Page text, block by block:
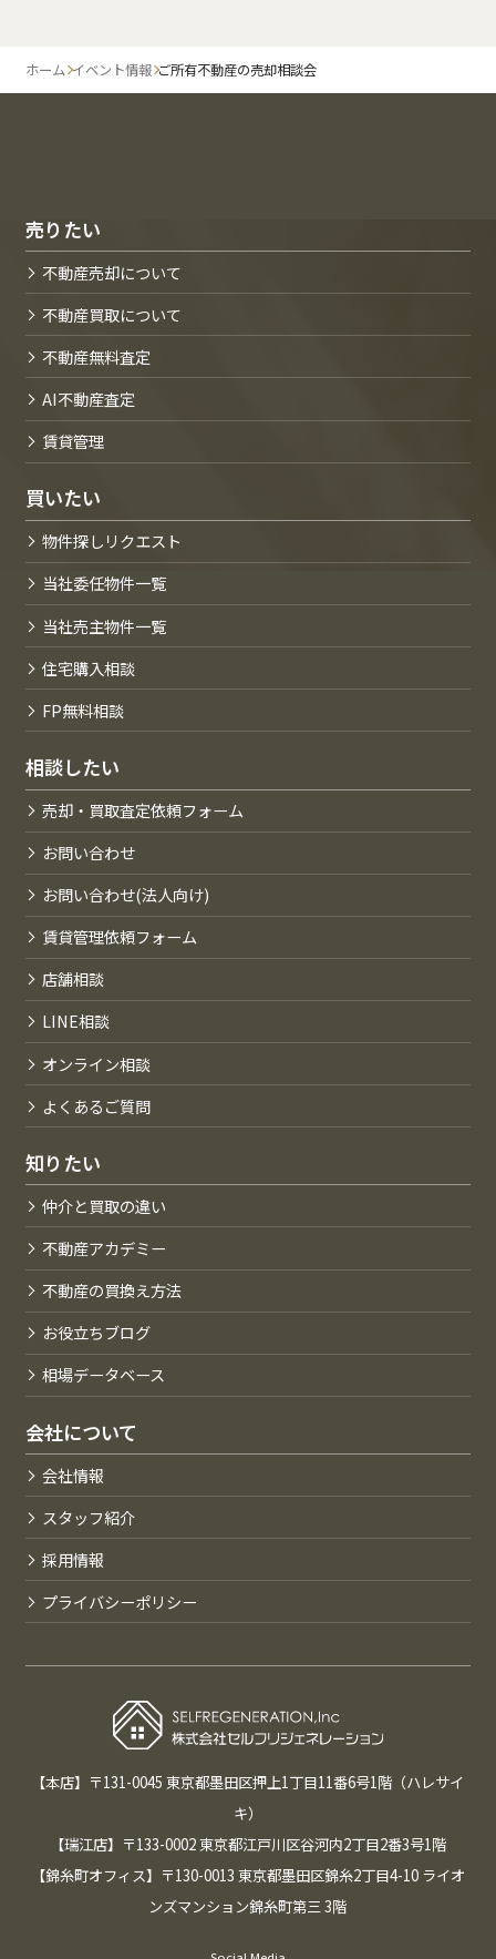
ホーム イベント情報 ご所有不動産の売却相談会
売りたい
不動産売却について
不動産買取について
不動産無料査定
AI不動産査定
賃貸管理
買いたい
物件探しリクエスト
当社委任物件一覧
当社売主物件一覧
住宅購入相談
FP無料相談
相談したい
売却・買取査定依頼フォーム
お問い合わせ
お問い合わせ(法人向け)
賃貸管理依頼フォーム
店舗相談
LINE相談
オンライン相談
よくあるご質問
知りたい
仲介と買取の違い
不動産アカデミー
不動産の買換え方法
お役立ちブログ
相場データベース
会社について
会社情報
スタッフ紹介
採用情報
プライバシーポリシー
【本店】〒131-0045 東京都墨田区押上1丁目11番6号1階（ハレサイ
キ）
【瑞江店】〒133-0002 東京都江戸川区谷河内2丁目2番3号1階
【錦糸町オフィス】〒130-0013 東京都墨田区錦糸2丁目4-10 ライオ
ンズマンション錦糸町第三 3階